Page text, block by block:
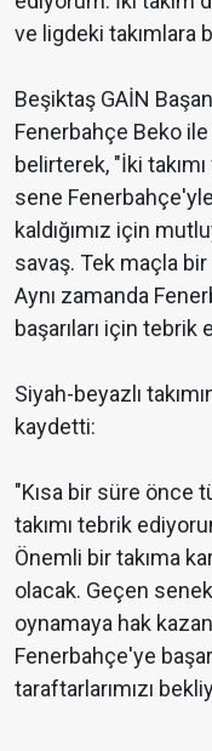
ve ligdeki takımlara
Beşiktaş GAİN
Fenerbahçe Beko ile
belirterek, "İki
sene
kaldığımız için
savaş. Tek maçla
Aynı zamanda
başarıları için tebrik
Siyah-beyazlı
kaydetti:
"Kısa bir süre önce
takımı tebrik
Önemli bir takıma
olacak. Geçen
oynamaya hak
Fenerbahçe'ye
taraftarlarımızı